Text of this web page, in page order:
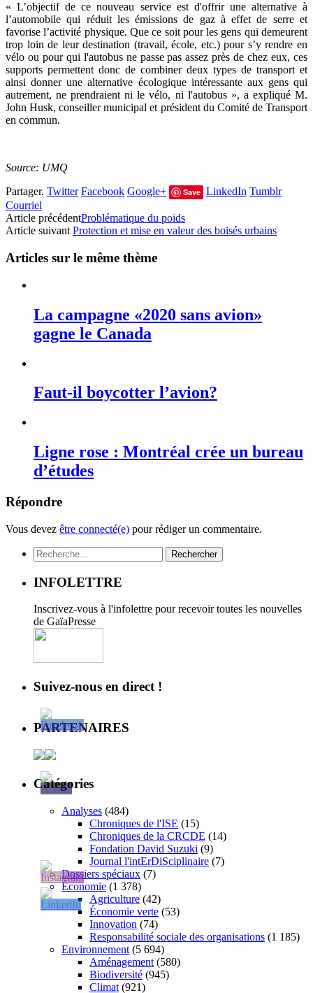
« L’objectif de ce nouveau service est d'offrir une alternative à
l’automobile qui réduit les émissions de gaz à effet de serre et
favorise l’activité physique. Que ce soit pour les gens qui demeurent
trop loin de leur destination (travail, école, etc.) pour s’y rendre en
vélo ou pour qui l'autobus ne passe pas assez près de chez eux, ces
supports permettent donc de combiner deux types de transport et
ainsi donner une alternative écologique intéressante aux gens qui
autrement, ne prendraient ni le vélo, ni l'autobus », a expliqué M.
John Husk, conseiller municipal et président du Comité de Transport
en commun.
Source: UMQ
Partager. Twitter Facebook Google+ Save LinkedIn Tumblr
Courriel
Article précédentProblématique du poids
Article suivant Protection et mise en valeur des boisés urbains
Articles sur le même thème
La campagne «2020 sans avion»
gagne le Canada
Faut-il boycotter l’avion?
Ligne rose : Montréal crée un bureau
d’études
Répondre
Vous devez être connecté(e) pour rédiger un commentaire.
Rechercher :
INFOLETTRE
Inscrivez-vous à l'infolettre pour recevoir toutes les nouvelles
de GaïaPresse
Suivez-nous en direct !
PARTENAIRES
Catégories
Analyses (484)
Chroniques de l'ISE (15)
Chroniques de la CRCDE (14)
Fondation David Suzuki (9)
Journal l'intErDiSciplinaire (7)
Dossiers spéciaux (7)
Économie (1 378)
Agriculture (42)
Économie verte (53)
Innovation (74)
Responsabilité sociale des organisations (1 185)
Environnement (5 694)
Aménagement (580)
Biodiversité (945)
Climat (921)